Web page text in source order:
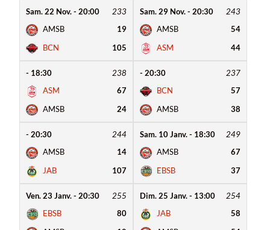
233
Sam. 22 Nov. - 20:00
19
AMSB
105
BCN
243
Sam. 29 Nov. - 20:30
54
AMSB
44
ASM
238
- 18:30
67
ASM
24
AMSB
237
- 20:30
57
BCN
38
AMSB
244
- 20:30
14
AMSB
107
JAB
249
Sam. 10 Janv. - 18:30
67
AMSB
37
EBSB
255
Ven. 23 Janv. - 20:30
80
EBSB
254
Dim. 25 Janv. - 13:00
58
JAB